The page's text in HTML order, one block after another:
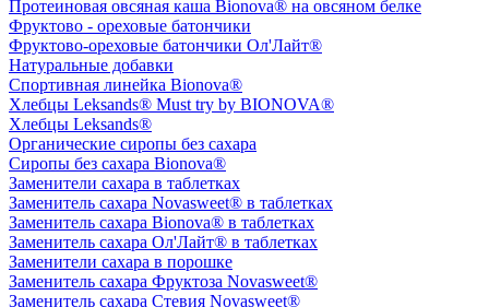
Протеиновая овсяная каша Bionova® на овсяном белке
Фруктово - ореховые батончики
Фруктово-ореховые батончики Ол'Лайт®
Натуральные добавки
Спортивная линейка Bionova®
Хлебцы Leksands® Must try by BIONOVA®
Хлебцы Leksands®
Органические сиропы без сахара
Сиропы без сахара Bionova®
Заменители сахара в таблетках
Заменитель сахара Novasweet® в таблетках
Заменитель сахара Bionova® в таблетках
Заменитель сахара Ол'Лайт® в таблетках
Заменители сахара в порошке
Заменитель сахара Фруктоза Novasweet®
Заменитель сахара Стевия Novasweet®